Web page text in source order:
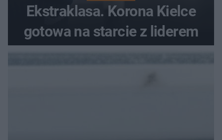
Ekstraklasa. Korona Kielce
gotowa na starcie z liderem